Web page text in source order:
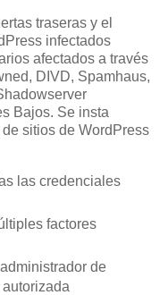
traseras y el
infectados
afectados a través
DIVD, Spamhaus,
Bajos. Se insta
sitios de WordPress
las credenciales
factores
de